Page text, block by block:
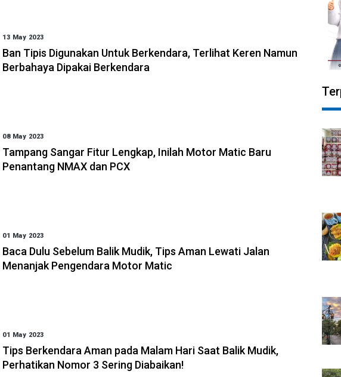
13 May 2023
Ban Tipis Digunakan Untuk Berkendara, Terlihat Keren Namun
Berbahaya Dipakai Berkendara
08 May 2023
Tampang Sangar Fitur Lengkap, Inilah Motor Matic Baru
Penantang NMAX dan PCX
01 May 2023
Baca Dulu Sebelum Balik Mudik, Tips Aman Lewati Jalan
Menanjak Pengendara Motor Matic
01 May 2023
Tips Berkendara Aman pada Malam Hari Saat Balik Mudik,
Perhatikan Nomor 3 Sering Diabaikan!